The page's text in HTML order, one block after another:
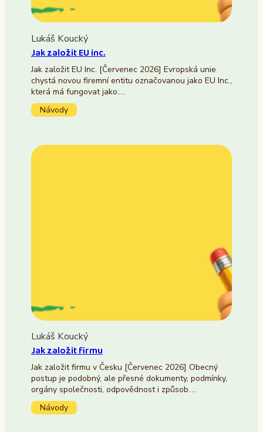
Lukáš Koucký
Jak založit EU inc.
Jak založit EU Inc. [Červenec 2026] Evropská unie
chystá novou firemní entitu označovanou jako EU Inc.,
která má fungovat jako…
Návody
Lukáš Koucký
Jak založit firmu
Jak založit firmu v Česku [Červenec 2026] Obecný
postup je podobný, ale přesné dokumenty, podmínky,
orgány společnosti, odpovědnost i způsob…
Návody